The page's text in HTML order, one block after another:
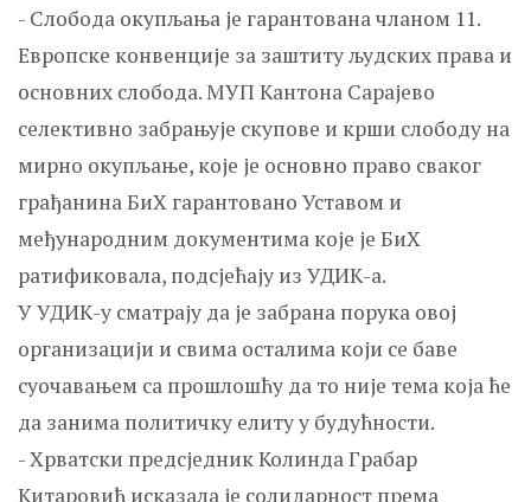
- Слобода окупљања је гарантована чланом 11.
Европске конвенције за заштиту људских права и
основних слобода. МУП Кантона Сарајево
селективно забрањује скупове и крши слободу на
мирно окупљање, које је основно право сваког
грађанина БиХ гарантовано Уставом и
међународним документима које је БиХ
ратификовала, подсјећају из УДИК-а.
У УДИК-у сматрају да је забрана порука овој
организацији и свима осталима који се баве
суочавањем са прошлошћу да то није тема која ће
да занима политичку елиту у будућности.
- Хрватски предсједник Колинда Грабар
Китаровић исказала је солидарност према